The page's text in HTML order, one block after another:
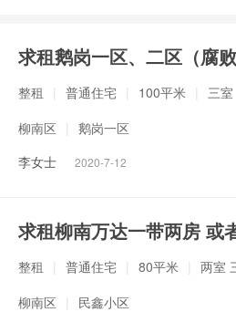
求租鹅岗一区、二区（腐
整租 普通住宅 100平米
三室
柳南区
鹅岗一区
李女士
2020-7-12
求租柳南万达一带两房 或
整租 普通住宅 80平米
两室
柳南区
民鑫小区